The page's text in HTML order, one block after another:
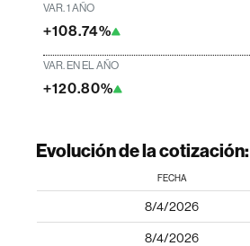
VAR. 1 AÑO
+108.74%
VAR. EN EL AÑO
+120.80%
Evolución de la cotización:
FECHA
8/4/2026
8/4/2026